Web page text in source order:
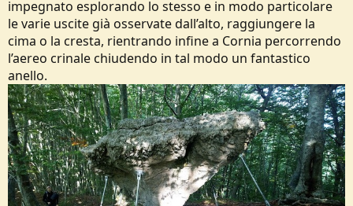
impegnato esplorando lo stesso e in modo particolare
le varie uscite già osservate dall’alto, raggiungere la
cima o la cresta, rientrando infine a Cornia percorrendo
l’aereo crinale chiudendo in tal modo un fantastico
anello.